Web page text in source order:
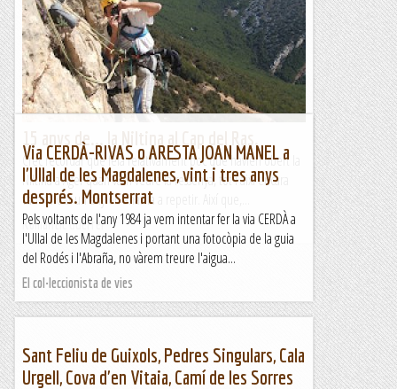
15 anys de... la Niltina al Cap del Ras.
Crec recordar que feia relativament poc que havien obert la
Niltina a Àger quan vam veure la ressenya, tot i així encara
vam tardar un any en anar-la a repetir. Així que,...
Romàntic Guerrer
Via CERDÀ-RIVAS o ARESTA JOAN MANEL a
l'Ullal de les Magdalenes, vint i tres anys
després. Montserrat
Pels voltants de l'any 1984 ja vem intentar fer la via CERDÀ a
l'Ullal de les Magdalenes i portant una fotocòpia de la guia
del Rodés i l'Abraña, no vàrem treure l'aigua...
El col·leccionista de vies
Sant Feliu de Guixols, Pedres Singulars, Cala
Urgell, Cova d'en Vitaia, Camí de les Sorres